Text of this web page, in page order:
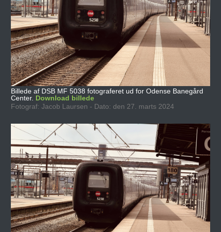
Billede af DSB MF 5038 fotograferet ud for Odense Banegård
Center. Download billede
Fotograf: Jacob Laursen - Dato: den 27. marts 2024